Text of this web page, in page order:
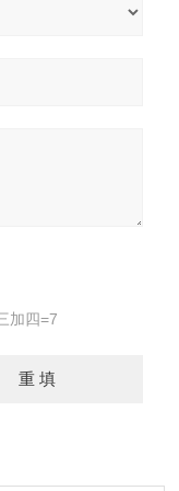
加四=7